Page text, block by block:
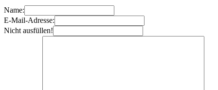
Name:
E-Mail-Adresse:
Nicht ausfüllen!